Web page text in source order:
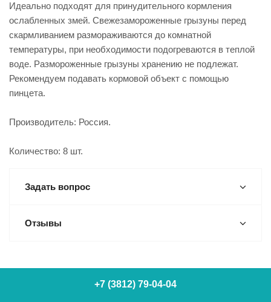
Идеально подходят для принудительного кормления
ослабленных змей. Свежезамороженные грызуны перед
скармливанием размораживаются до комнатной
температуры, при необходимости подогреваются в теплой
воде. Размороженные грызуны хранению не подлежат.
Рекомендуем подавать кормовой объект с помощью
пинцета.
Производитель: Россия.
Количество: 8 шт.
Задать вопрос
Отзывы
+7 (3812) 79-04-04